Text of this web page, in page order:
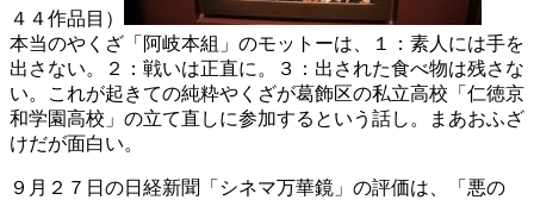
４４作品目）
本当のやくざ「阿岐本組」のモットーは、１：素人には手を
出さない。２：戦いは正直に。３：出された食べ物は残さな
い。これが起きての純粋やくざが葛飾区の私立高校「仁徳京
和学園高校」の立て直しに参加するという話し。まあおふざ
けだが面白い。
９月２７日の日経新聞「シネマ万華鏡」の評価は、「悪の